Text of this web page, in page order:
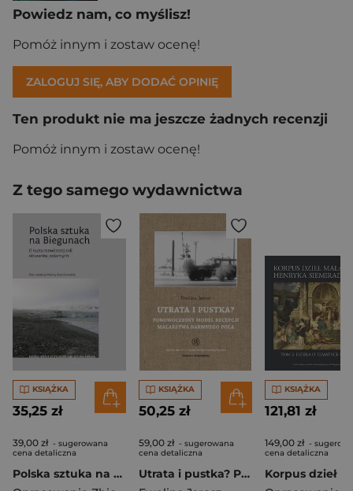
Powiedz nam, co myślisz!
Pomóż innym i zostaw ocenę!
ZALOGUJ SIĘ, ABY DODAĆ OPINIĘ
Ten produkt nie ma jeszcze żadnych recenzji
Pomóż innym i zostaw ocenę!
Z tego samego wydawnictwa
KSIĄŻKA
35,25 zł
39,00 zł - sugerowana
cena detaliczna
Polska sztuka na Biegunach. O kulturotwórczej roli obszarów polarnych
KSIĄŻKA
50,25 zł
59,00 zł - sugerowana
cena detaliczna
Utrata i pustka? Ponowoczesny model recepcji malarstwa barwnego pola
KSIĄŻKA
121,81 zł
149,00 zł -
cena detaliczna